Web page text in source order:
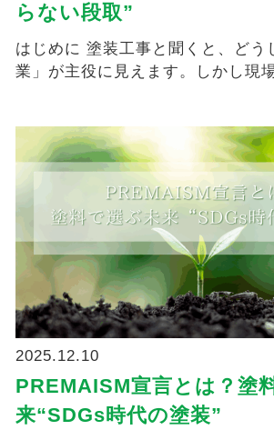
らない段取”
はじめに 塗装工事と聞くと、どうしても「塗る作
業」が主役に見えます。しかし現
2025.12.10
PREMAISM宣言とは？塗
来“SDGs時代の塗装”